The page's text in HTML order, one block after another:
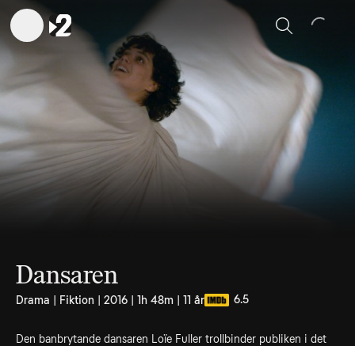
Sök
Dansaren
Drama | Fiktion | 2016 | 1h 48m | 11 år 6.5
Den banbrytande dansaren Loïe Fuller trollbinder publiken i det